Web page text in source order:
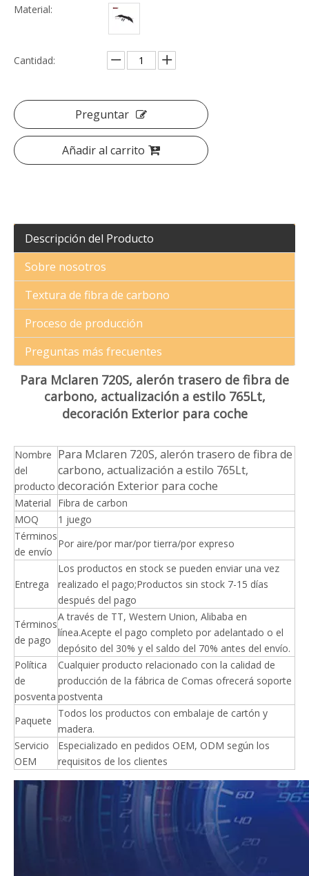
Material:
Cantidad:
Preguntar
Añadir al carrito
Descripción del Producto
Sobre nosotros
Textura de fibra de carbono
Proceso de producción
Preguntas más frecuentes
Para Mclaren 720S, alerón trasero de fibra de
carbono, actualización a estilo 765Lt,
decoración Exterior para coche
Nombre
del
producto
Para Mclaren 720S, alerón trasero de fibra de
carbono, actualización a estilo 765Lt,
decoración Exterior para coche
Material
Fibra de carbon
MOQ
1 juego
Términos
de envío
Por aire/por mar/por tierra/por expreso
Entrega
Los productos en stock se pueden enviar una vez
realizado el pago;Productos sin stock 7-15 días
después del pago
Términos
de pago
A través de TT, Western Union, Alibaba en
línea.Acepte el pago completo por adelantado o el
depósito del 30% y el saldo del 70% antes del envío.
Política
de
posventa
Cualquier producto relacionado con la calidad de
producción de la fábrica de Comas ofrecerá soporte
postventa
Paquete
Todos los productos con embalaje de cartón y
madera.
Servicio
OEM
Especializado en pedidos OEM, ODM según los
requisitos de los clientes